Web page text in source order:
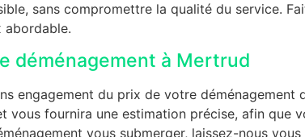
sans compromettre la qualité du service.
abordable.
déménagement à Mertrud
engagement du prix de votre déménagement
fournira une estimation précise, afin que
vous submerger, laissez-nous